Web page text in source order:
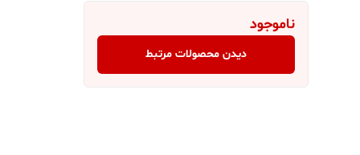
ناموجود
دیدن محصولات مرتبط